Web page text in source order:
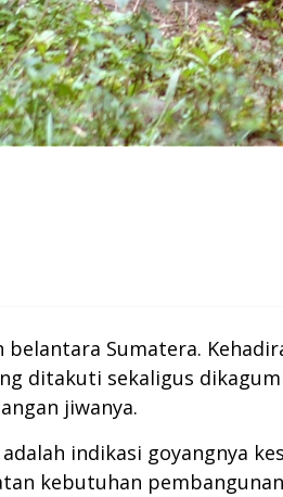
Sumatera.
ditakuti sekaligus
jiwanya.
indikasi goyangnya
kebutuhan